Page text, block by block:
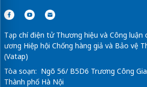
Tạp chí điện tử Thương hiệu và Công luận
ương Hiệp hội Chống hàng giả và Bảo vệ
(Vatap)
Tòa soạn: Ngõ 56/ B5D6 Trương Công
Thành phố Hà Nội